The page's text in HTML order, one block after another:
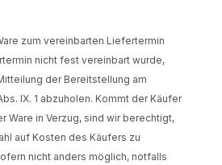
zum vereinbarten Liefertermin
nicht fest vereinbart wurde,
der Bereitstellung am
IX. 1 abzuholen. Kommt der Käufer
Ware in Verzug, sind wir berechtigt,
auf Kosten des Käufers zu
nicht anders möglich, notfalls